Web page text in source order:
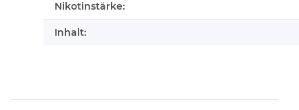
Nikotinstärke:
Inhalt: